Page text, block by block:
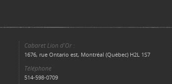
Cabaret Lion d'Or :
1676, rue Ontario est, Montréal (Québec) H2L 1S7
Téléphone
514-598-0709